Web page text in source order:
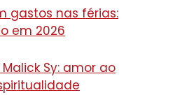
gastos nas férias:
em 2026
Sy: amor ao